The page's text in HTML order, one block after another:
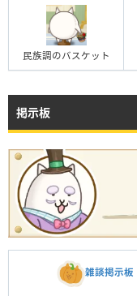
民族調のバスケット
掲示板
雑談掲示板